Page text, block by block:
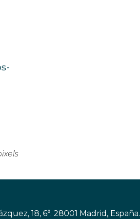
18, 6°. 28001 Madrid, España.